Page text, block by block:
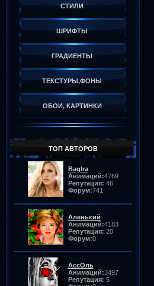
СТИЛИ
ШРИФТЫ
ГРАДИЕНТЫ
ТЕКСТУРЫ,ФОНЫ
ОБОИ, КАРТИНКИ
ТОП АВТОРОВ
BagIra
Анимаций:4769
Репутация: 46
Форум:741
Аленький
Анимаций:4183
Репутация: 20
Форум:0
АссОль
Анимаций:3497
Репутация: 5